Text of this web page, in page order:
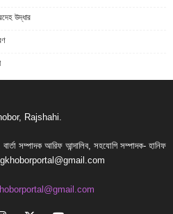
উদ্ধার
সম্পাদক আরিফ আন্দালিব, সহযোগি সম্পাদক- হানিফ
gkhoborportal@gmail.com